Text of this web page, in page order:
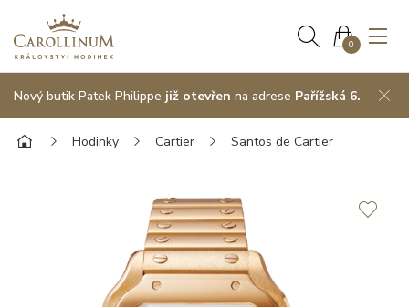
0
Nový butik Patek Philippe již otevřen na adrese Pařížská 6.
Hodinky Cartier Santos de Cartier